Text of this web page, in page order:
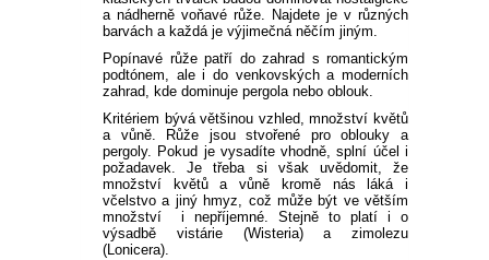
PRYŠEC
EURYOPS
a nádherně voňavé růže. Najdete je v různých
barvách a každá je výjimečná něčím jiným.
Popínavé růže patří do zahrad s romantickým
podtónem, ale i do venkovských a moderních
zahrad, kde dominuje pergola nebo oblouk.
Kritériem bývá většinou vzhled, množství květů
a vůně. Růže jsou stvořené pro oblouky a
pergoly. Pokud je vysadíte vhodně, splní účel i
požadavek. Je třeba si však uvědomit, že
množství květů a vůně kromě nás láká i
včelstvo a jiný hmyz, což může být ve větším
množství i nepříjemné. Stejně to platí i o
výsadbě vistárie (Wisteria) a zimolezu
(Lonicera).